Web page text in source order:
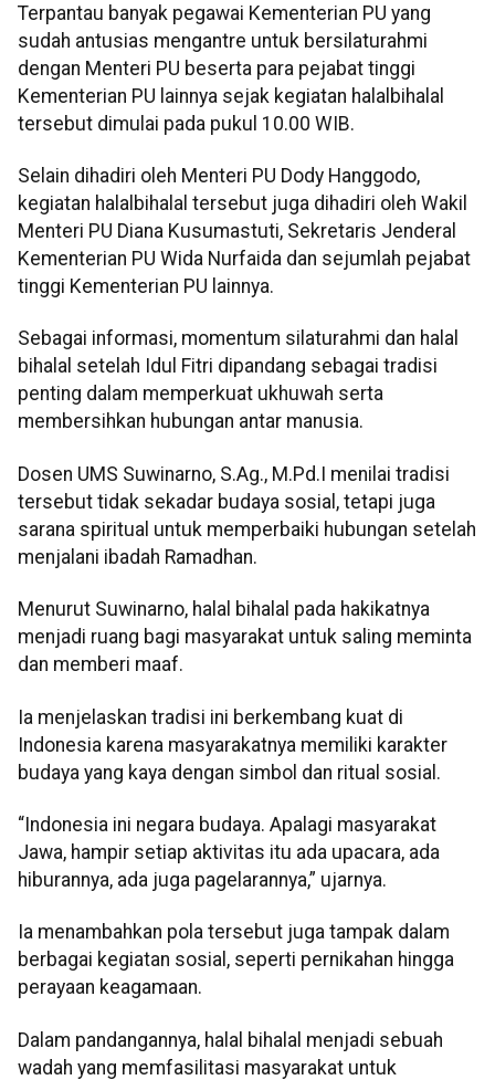
Terpantau banyak pegawai Kementerian PU yang
sudah antusias mengantre untuk bersilaturahmi
dengan Menteri PU beserta para pejabat tinggi
Kementerian PU lainnya sejak kegiatan halalbihalal
tersebut dimulai pada pukul 10.00 WIB.
Selain dihadiri oleh Menteri PU Dody Hanggodo,
kegiatan halalbihalal tersebut juga dihadiri oleh Wakil
Menteri PU Diana Kusumastuti, Sekretaris Jenderal
Kementerian PU Wida Nurfaida dan sejumlah pejabat
tinggi Kementerian PU lainnya.
Sebagai informasi, momentum silaturahmi dan halal
bihalal setelah Idul Fitri dipandang sebagai tradisi
penting dalam memperkuat ukhuwah serta
membersihkan hubungan antar manusia.
Dosen UMS Suwinarno, S.Ag., M.Pd.I menilai tradisi
tersebut tidak sekadar budaya sosial, tetapi juga
sarana spiritual untuk memperbaiki hubungan setelah
menjalani ibadah Ramadhan.
Menurut Suwinarno, halal bihalal pada hakikatnya
menjadi ruang bagi masyarakat untuk saling meminta
dan memberi maaf.
Ia menjelaskan tradisi ini berkembang kuat di
Indonesia karena masyarakatnya memiliki karakter
budaya yang kaya dengan simbol dan ritual sosial.
“Indonesia ini negara budaya. Apalagi masyarakat
Jawa, hampir setiap aktivitas itu ada upacara, ada
hiburannya, ada juga pagelarannya,” ujarnya.
Ia menambahkan pola tersebut juga tampak dalam
berbagai kegiatan sosial, seperti pernikahan hingga
perayaan keagamaan.
Dalam pandangannya, halal bihalal menjadi sebuah
wadah yang memfasilitasi masyarakat untuk